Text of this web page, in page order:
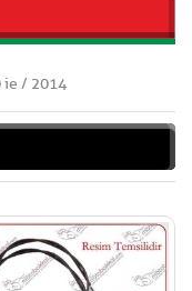
ie / 2014